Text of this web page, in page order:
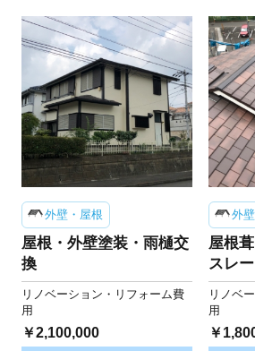
外壁・屋根
屋根・外壁塗装・雨樋交
換
リノベーション・リフォーム費
用
￥2,100,000
外
屋根
スレ
リノベ
用
￥